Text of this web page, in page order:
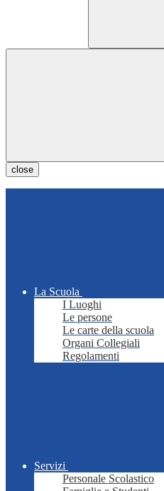
close
La Scuola
I Luoghi
Le persone
Le carte della scuola
Organi Collegiali
Regolamenti
Servizi
Personale Scolastico